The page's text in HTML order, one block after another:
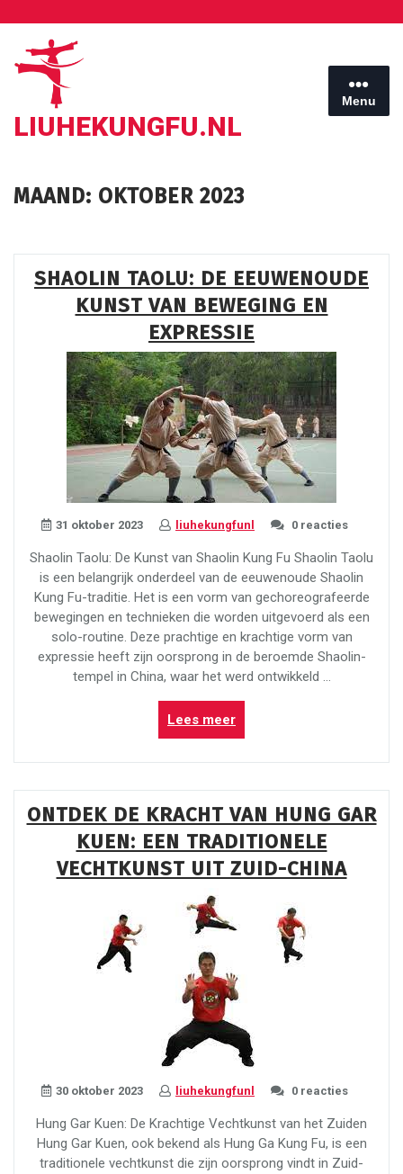
inhoud
LIUHEKUNGFU.NL
Menu
MAAND: OKTOBER 2023
SHAOLIN TAOLU: DE EEUWENOUDE
KUNST VAN BEWEGING EN
EXPRESSIE
31 oktober 2023 liuhekungfunl 0 reacties
Shaolin Taolu: De Kunst van Shaolin Kung Fu Shaolin Taolu
is een belangrijk onderdeel van de eeuwenoude Shaolin
Kung Fu-traditie. Het is een vorm van gechoreografeerde
bewegingen en technieken die worden uitgevoerd als een
solo-routine. Deze prachtige en krachtige vorm van
expressie heeft zijn oorsprong in de beroemde Shaolin-
tempel in China, waar het werd ontwikkeld …
Lees meer“Shaolin
Taolu:
De
van
Beweging
en
Expressie”
ONTDEK DE KRACHT VAN HUNG GAR
KUEN: EEN TRADITIONELE
VECHTKUNST UIT ZUID-CHINA
30 oktober 2023 liuhekungfunl 0 reacties
Hung Gar Kuen: De Krachtige Vechtkunst van het Zuiden
Hung Gar Kuen, ook bekend als Hung Ga Kung Fu, is een
traditionele vechtkunst die zijn oorsprong vindt in Zuid-